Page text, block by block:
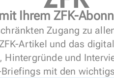
Ihrem ZFK-
Zugang zu
Artikel und das
Hintergründe und
mit den